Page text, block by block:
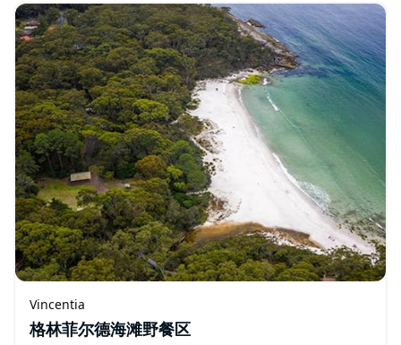
Vincentia
格林菲尔德海滩野餐区